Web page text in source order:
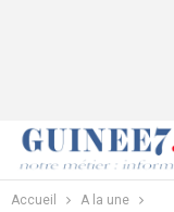
Accueil A la une